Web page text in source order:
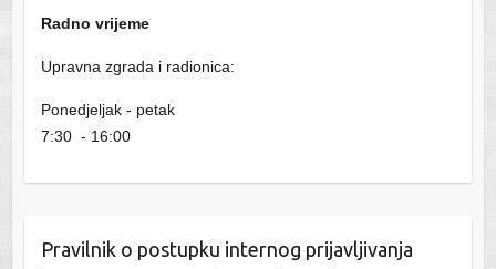
Radno vrijeme
Upravna zgrada i radionica:
Ponedjeljak - petak
7:30 - 16:00
Pravilnik o postupku internog prijavljivanja